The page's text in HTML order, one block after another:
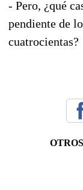
- Pero, ¿qué
pendiente de
cuatrocientas?